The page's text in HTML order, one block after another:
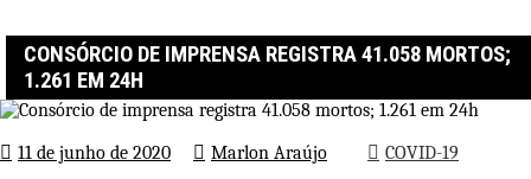
CONSÓRCIO DE IMPRENSA REGISTRA 41.058 MORTOS;
1.261 EM 24H
11 de junho de 2020 Marlon Araújo COVID-19